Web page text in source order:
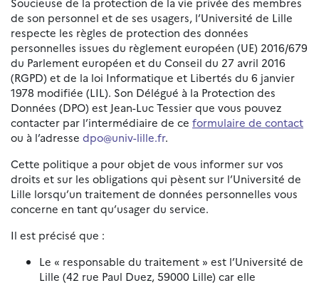
de son personnel et de ses usagers, l’Université de Lille
respecte les règles de protection des données
personnelles issues du règlement européen (UE) 2016/679
du Parlement européen et du Conseil du 27 avril 2016
(RGPD) et de la loi Informatique et Libertés du 6 janvier
1978 modifiée (LIL). Son Délégué à la Protection des
Données (DPO) est Jean-Luc Tessier que vous pouvez
contacter par l’intermédiaire de ce formulaire de contact
ou à l’adresse dpo@univ-lille.fr.
Cette politique a pour objet de vous informer sur vos
droits et sur les obligations qui pèsent sur l’Université de
Lille lorsqu’un traitement de données personnelles vous
concerne en tant qu’usager du service.
Il est précisé que :
Le « responsable du traitement » est l’Université de
Lille (42 rue Paul Duez, 59000 Lille) car elle